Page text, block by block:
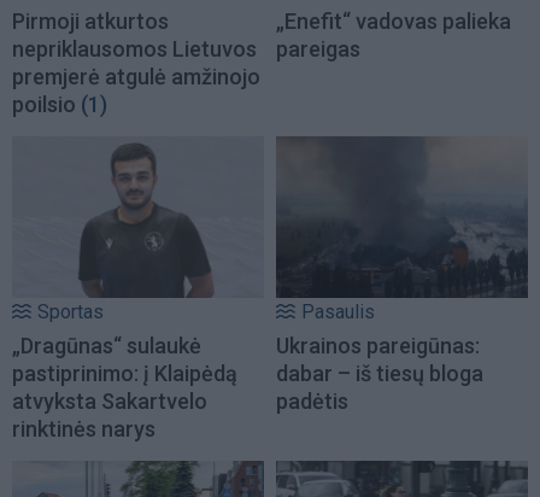
Pirmoji atkurtos
nepriklausomos Lietuvos
premjerė atgulė amžinojo
poilsio (1)
„Enefit“ vadovas palieka
pareigas
Sportas
„Dragūnas“ sulaukė
pastiprinimo: į Klaipėdą
atvyksta Sakartvelo
rinktinės narys
Pasaulis
Ukrainos pareigūnas:
dabar – iš tiesų bloga
padėtis